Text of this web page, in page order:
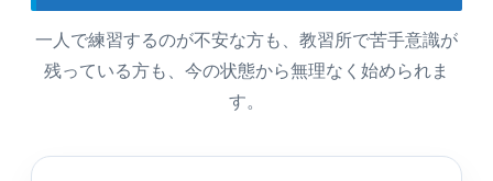
一人で練習するのが不安な方も、教習所で苦手意識が
残っている方も、今の状態から無理なく始められま
す。